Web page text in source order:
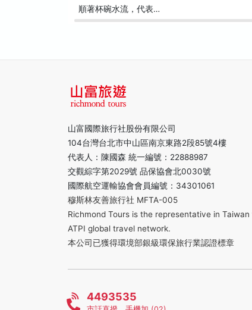
順著杯碗水流，代表…
山富國際旅行社股份有限公司
104台灣台北市中山區南京東路2段85號4樓
代表人：陳國森 統一編號：22888987
交觀綜字第2029號 品保協會北0030號
國際航空運輸協會會員編號：34301061
穆斯林友善旅行社 MFTA-005
Richmond Tours is the representative in
ATPI global travel network.
本公司已獲得環境部銀級環保旅行業認證標章
4493535